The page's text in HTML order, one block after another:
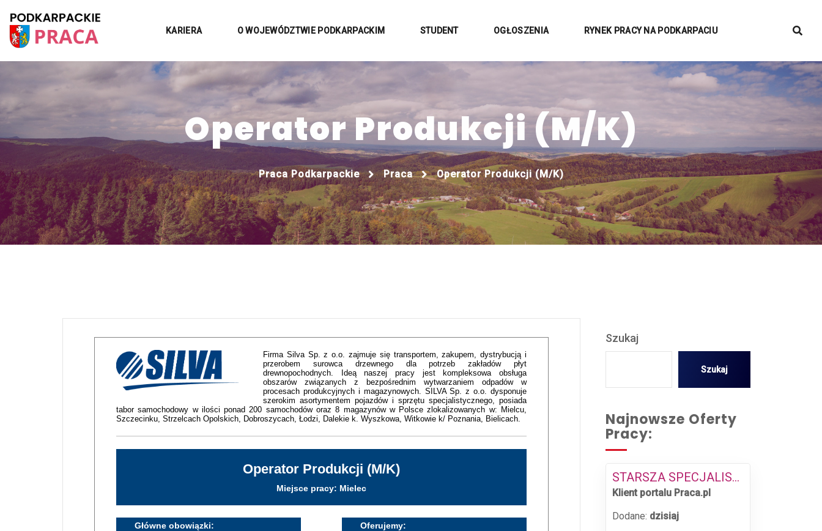
KARIERA O WOJEWÓDZTWIE PODKARPACKIM STUDENT OGŁOSZENIA RYNEK PRACY NA PODKARPACIU
Operator Produkcji (M/K)
Praca Podkarpackie Praca Operator Produkcji (M/K)
Firma Silva Sp. z o.o. zajmuje się transportem, zakupem, dystrybucją i
przerobem surowca drzewnego dla potrzeb zakładów płyt
drewnopochodnych. Ideą naszej pracy jest kompleksowa obsługa
obszarów związanych z bezpośrednim wytwarzaniem odpadów w
procesach produkcyjnych i magazynowych. SILVA Sp. z o.o. dysponuje
szerokim asortymentem pojazdów i sprzętu specjalistycznego, posiada
tabor samochodowy w ilości ponad 200 samochodów oraz 8 magazynów w Polsce zlokalizowanych w: Mielcu,
Szczecinku, Strzelcach Opolskich, Dobroszycach, Łodzi, Dalekie k. Wyszkowa, Witkowie k/ Poznania, Bielicach.
Operator Produkcji (M/K)
Miejsce pracy: Mielec
Główne obowiązki: Oferujemy:
Szukaj
Szukaj
Najnowsze Oferty
Pracy:
STARSZA SPECJALISTKA / STARSZY SPECJALISTA DS. INWENTARYZACJI
Klient portalu Praca.pl
Dodane: dzisiaj